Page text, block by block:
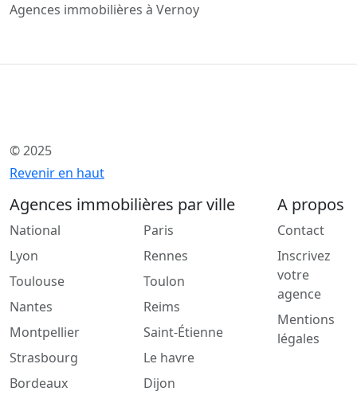
Agences immobilières à Vernoy
© 2025
Revenir en haut
Agences immobilières par ville
National
Lyon
Toulouse
Nantes
Montpellier
Strasbourg
Bordeaux
Paris
Rennes
Toulon
Reims
Saint-Étienne
Le havre
Dijon
A propos
Contact
Inscrivez
votre
agence
Mentions
légales